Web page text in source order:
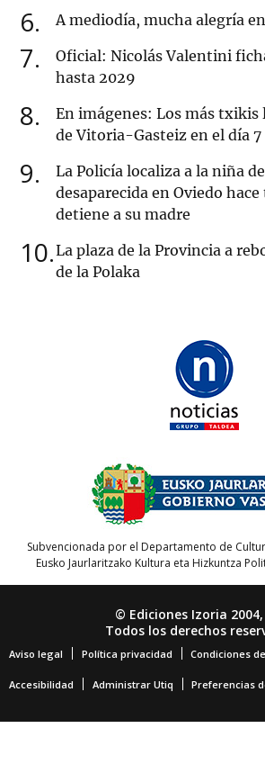
6 A mediodía, mucha alegría
7
Oficial: Nicolás Valentini
hasta 2029
8
En imágenes: Los más txikis
de Vitoria-Gasteiz en el día 7
9
La Policía localiza a la niña
desaparecida en Oviedo hace
detiene a su madre
10 La plaza de la Provincia a
de la Polaka
Subvencionada por el Departamento de
Eusko Jaurlaritzako Kultura eta Hizkuntza
© Ediciones Izoria 2004,
Todos los derechos
Aviso legal Política privacidad Condiciones
Accesibilidad Administrar Utiq Preferencias